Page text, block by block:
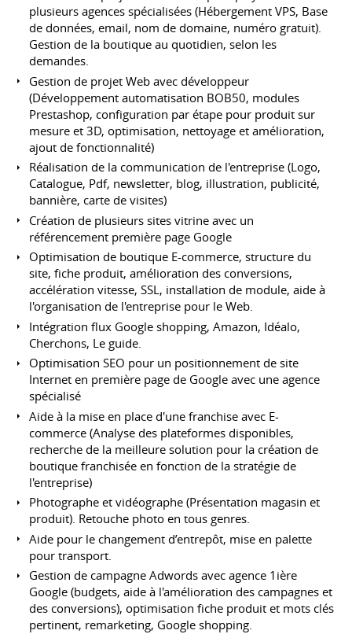
plusieurs agences spécialisées (Hébergement VPS, Base
de données, email, nom de domaine, numéro gratuit).
Gestion de la boutique au quotidien, selon les
demandes.
Gestion de projet Web avec développeur
(Développement automatisation BOB50, modules
Prestashop, configuration par étape pour produit sur
mesure et 3D, optimisation, nettoyage et amélioration,
ajout de fonctionnalité)
Réalisation de la communication de l'entreprise (Logo,
Catalogue, Pdf, newsletter, blog, illustration, publicité,
bannière, carte de visites)
Création de plusieurs sites vitrine avec un
référencement première page Google
Optimisation de boutique E-commerce, structure du
site, fiche produit, amélioration des conversions,
accélération vitesse, SSL, installation de module, aide à
l'organisation de l'entreprise pour le Web.
Intégration flux Google shopping, Amazon, Idéalo,
Cherchons, Le guide.
Optimisation SEO pour un positionnement de site
Internet en première page de Google avec une agence
spécialisé
Aide à la mise en place d'une franchise avec E-
commerce (Analyse des plateformes disponibles,
recherche de la meilleure solution pour la création de
boutique franchisée en fonction de la stratégie de
l'entreprise)
Photographe et vidéographe (Présentation magasin et
produit). Retouche photo en tous genres.
Aide pour le changement d’entrepôt, mise en palette
pour transport.
Gestion de campagne Adwords avec agence 1ière
Google (budgets, aide à l'amélioration des campagnes et
des conversions), optimisation fiche produit et mots clés
pertinent, remarketing, Google shopping.